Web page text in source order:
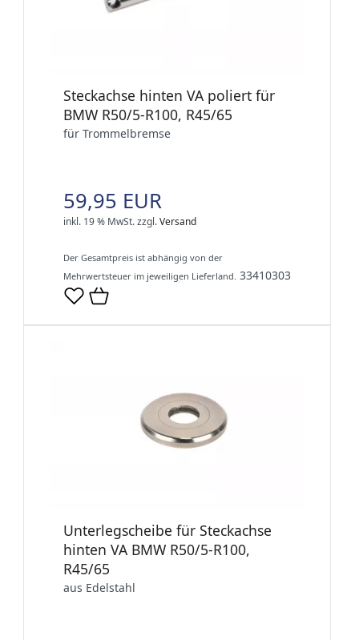
Steckachse hinten VA poliert für
BMW R50/5-R100, R45/65
für Trommelbremse
59,95 EUR
inkl. 19 % MwSt.zzgl.Versand
Der Gesamtpreis ist abhängig von der
Mehrwertsteuer im jeweiligen Lieferland. 33410303
Unterlegscheibe für Steckachse
hinten VA BMW R50/5-R100,
R45/65
aus Edelstahl